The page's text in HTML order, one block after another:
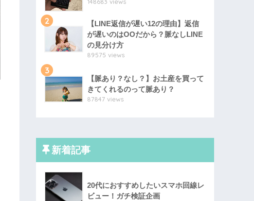
2
【LINE返信が遅い12の理由】返信
が遅いのはOOだから？脈なしLINE
の見分け方
89575 views
3
【脈あり？なし？】お土産を買って
きてくれるのって脈あり？
87847 views
新着記事
20代におすすめしたいスマホ回線レ
ビュー！ガチ検証企画